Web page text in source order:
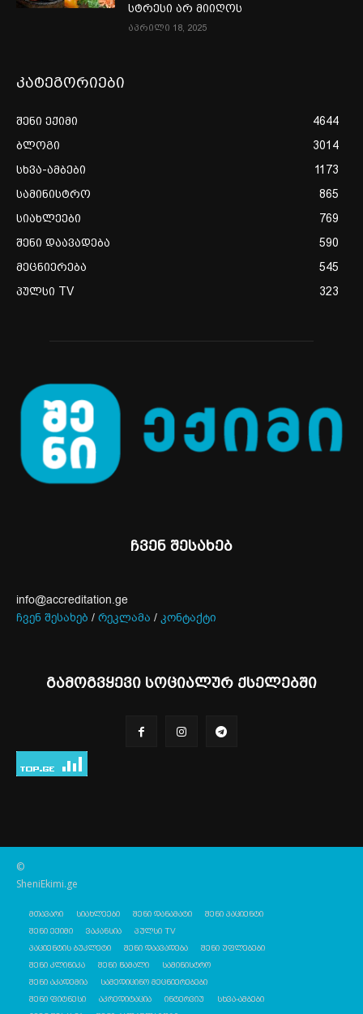
სტრესი არ მიიღოს
აპრილი 18, 2025
კატეგორიები
შენი ექიმი
4644
ბლოგი
3014
სხვა-ამბები
1173
სამინისტრო
865
სიახლეები
769
შენი დაავადება
590
მეცნიერება
545
პულსი TV
323
ჩვენ შესახებ
info@accreditation.ge
ჩვენ შესახებ / რეკლამა / კონტაქტი
გამოგვყევი სოციალურ ქსელებში
©
SheniEkimi.ge
მთავარი სიახლეები შენი დანამატი
შენი პაციენტი
შენი ექიმი
ვაკანსია
პულსი TV
პაციენტის ბუკლეტი
შენი დაავადება
შენი უფლებები
შენი კლინიკა
შენი წამალი
სამინისტრო
შენი აკადემია
სამედიცინო მეცნიერებები
შენი ფიტნესი
აკრედიტაცია ინტერვიუ
სხვა-ამბები